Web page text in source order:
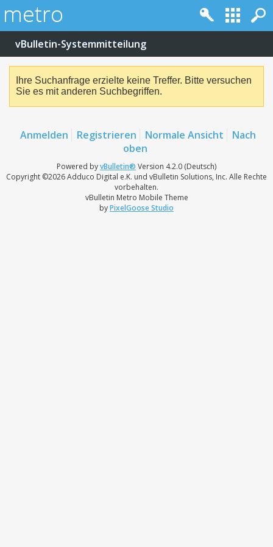
vBulletin-Systemmitteilung
Ihre Suchanfrage erzielte keine Treffer. Bitte versuchen
Sie es mit anderen Suchbegriffen.
Anmelden Registrieren Normale Ansicht
Nach
oben
Powered byvBulletin® Version 4.2.0 (Deutsch)
Copyright ©2026 Adduco Digital e.K. und vBulletin Solutions, Inc. Alle Rechte
vorbehalten.
vBulletin Metro Mobile Theme
byPixelGoose Studio